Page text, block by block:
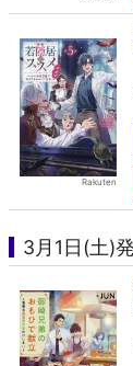
3月1日(土)